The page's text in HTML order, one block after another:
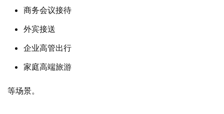
商务会议接待
外宾接送
企业高管出行
家庭高端旅游
等场景。